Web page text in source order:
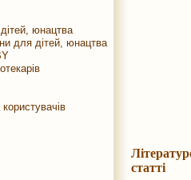
дітей, юнацтва
для дітей, юнацтва
статті